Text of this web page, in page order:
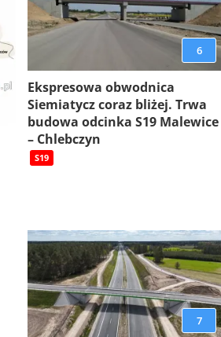
6
Ekspresowa obwodnica
Siemiatycz coraz bliżej. Trwa
budowa odcinka S19 Malewice
– Chlebczyn
S19
7